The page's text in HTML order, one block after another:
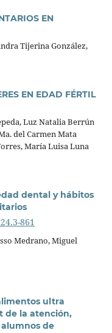
EN
Tijerina González,
EN EDAD FÉRTIL
Luz Natalia Berrún
del Carmen Mata
María Luisa Luna
dental y hábitos
861
Medrano, Miguel
ultra
de la atención,
de